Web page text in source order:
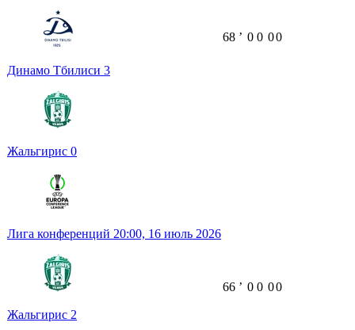
Динамо Тбилиси 3
Жальгирис 0
68 ʼ 0 0 00
Лига конференций 20:00, 16 июль 2026
Жальгирис 2
66 ʼ 0 0 00